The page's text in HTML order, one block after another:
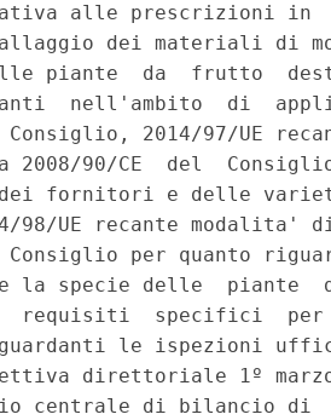
alle prescrizioni
dei materiali di
piante  da  frutto
nell'ambito  di
Consiglio, 2014/97/UE
90/CE  del
fornitori e delle
98/UE recante modalita'
Consiglio per quanto
la specie delle
requisiti  specifici
le ispezioni
direttoriale 1º
centrale di bilancio di